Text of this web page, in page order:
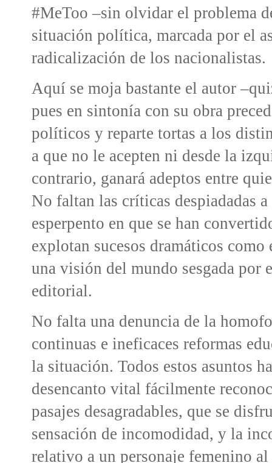
#MeToo –sin olvidar el problema
situación política, marcada por el
radicalización de los nacionalistas.
Aquí se moja bastante el autor
pues en sintonía con su obra
políticos y reparte tortas a los
a que no le acepten ni desde la
contrario, ganará adeptos entre
No faltan las críticas despiadadas
esperpento en que se han
explotan sucesos dramáticos
una visión del mundo sesgada
editorial.
No falta una denuncia de la
continuas e ineficaces reformas
la situación. Todos estos asuntos
desencanto vital fácilmente
pasajes desagradables, que se
sensación de incomodidad, y la
relativo a un personaje femenino